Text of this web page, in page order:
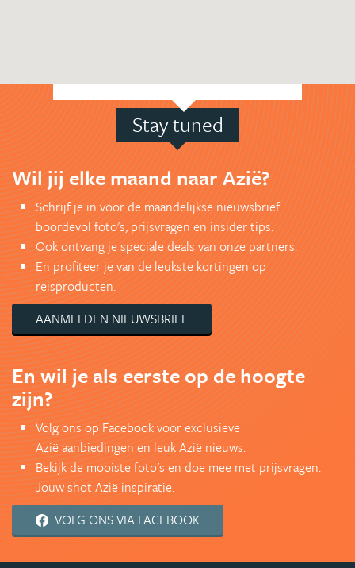
Stay tuned
Wil jij elke maand naar Azië?
Schrijf je in voor de maandelijkse nieuwsbrief
boordevol foto's, prijsvragen en insider tips.
Ook ontvang je speciale deals van onze partners.
En profiteer je van de leukste kortingen op
reisproducten.
AANMELDEN NIEUWSBRIEF
En wil je als eerste op de hoogte
zijn?
Volg ons op Facebook voor exclusieve
Azië aanbiedingen en leuk Azië nieuws.
Bekijk de mooiste foto's en doe mee met prijsvragen.
Jouw shot Azië inspiratie.
VOLG ONS VIA FACEBOOK